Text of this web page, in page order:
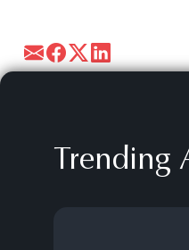
Trending